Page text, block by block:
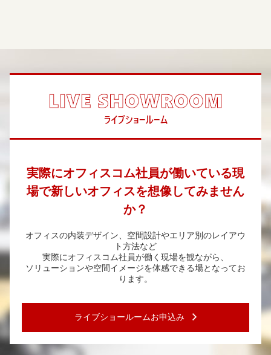
実際にオフィスコム社員が働いている現
場で新しいオフィスを想像してみません
か？
オフィスの内装デザイン、空間設計やエリア別のレイアウ
ト方法など
実際にオフィスコム社員が働く現場を観ながら、
ソリューションや空間イメージを体感できる場となってお
ります。
ライブショールームお申込み